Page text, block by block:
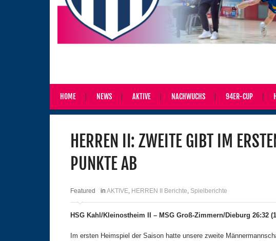
HOME NEWS AKTIVE NACHWUCHS 94ER-CUP
HERREN II: ZWEITE GIBT IM
PUNKTE AB
Featured in AKTIVE, HERREN II Berichte, Spielberichte
HSG Kahl/Kleinostheim II – MSG Groß-Zimmern/Dieburg 26:32
Im ersten Heimspiel der Saison hatte unsere zweite